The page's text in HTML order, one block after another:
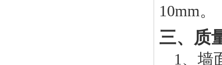
10mm。
三、质
1、墙